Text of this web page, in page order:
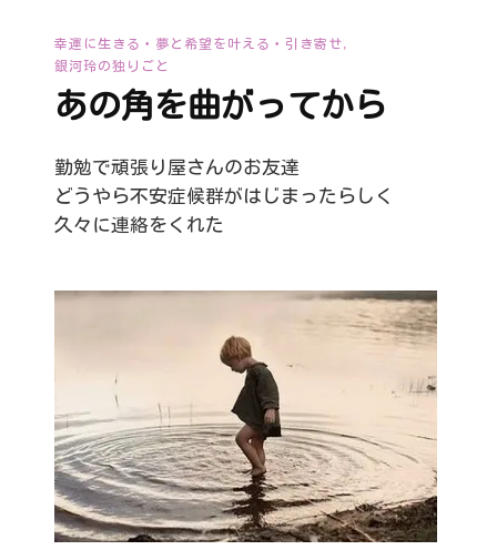
幸運に生きる・夢と希望を叶える・引き寄せ
銀河玲の独りごと
あの角を曲がってから
勤勉で頑張り屋さんのお友達
どうやら不安症候群がはじまったらしく
久々に連絡をくれた